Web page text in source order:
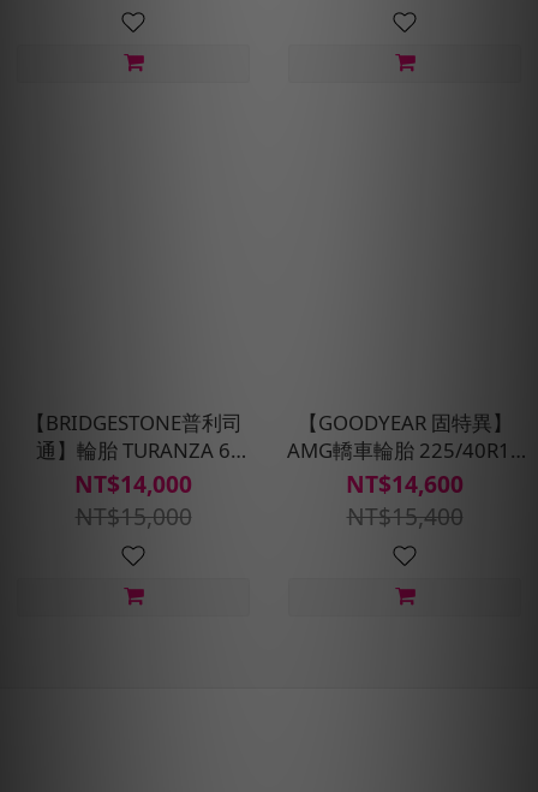
【BRIDGESTONE普利司
通】輪胎 TURANZA 6
-205/55R16_四入組(含安
裝定位平衡)
NT$14,000
NT$15,000
【GOODYEAR 固特異】
AMG轎車輪胎 225/40R18
四入組(濕抓耐用雙重保護)
含安裝定位平衡
NT$14,600
NT$15,400